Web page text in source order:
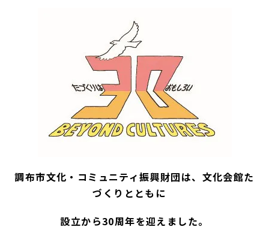
調布市文化・コミュニティ振興財団は、文化会館た
づくりとともに
設立から30周年を迎えました。